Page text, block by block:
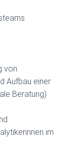
von
Aufbau einer
Beratung)
im